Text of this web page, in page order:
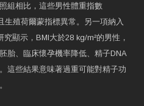
組相比，這些男性體重指數
生殖荷爾蒙指標異常。另一項納入
顯示，BMI大於28 kg/m²的男性，
胎、臨床懷孕機率降低、精子DNA
這些結果意味著過重可能對精子功